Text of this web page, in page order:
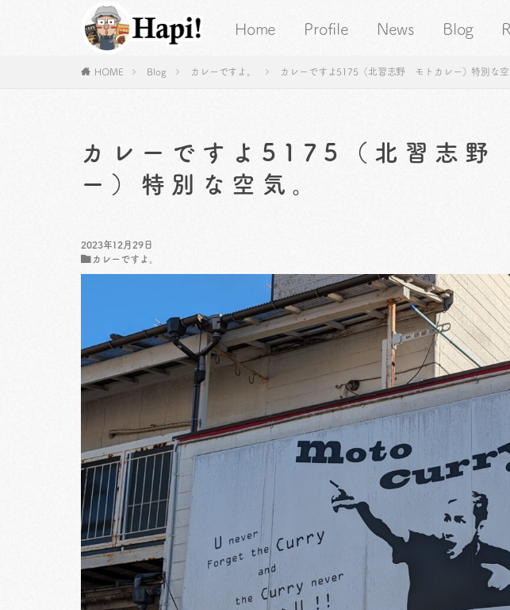
Home Profile News Blog
HOME Blog カレーですよ。 カレーですよ5175（北習志野 モトカレー）特別な空
カレーですよ5175（北習志野
ー）特別な空気。
2023年12月29日
カレーですよ。